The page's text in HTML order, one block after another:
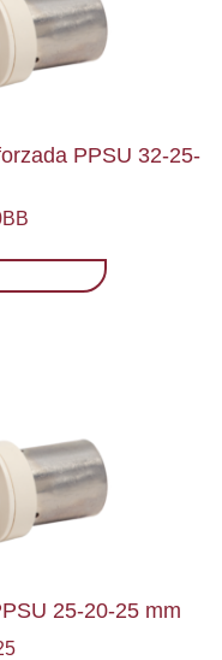
PPSU 32-25-
25-20-25 mm